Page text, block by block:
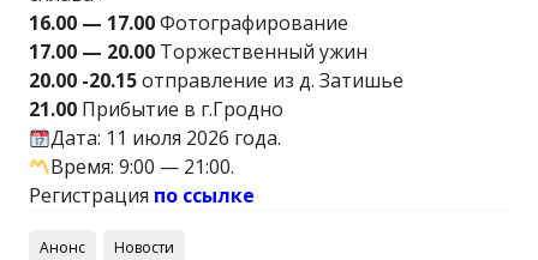
16.00 — 17.00Фотографирование
17.00 — 20.00 Торжественный ужин
20.00 -20.15отправление из д. Затишье
21.00 Прибытие в г.Гродно
Дата: 11 июля 2026 года.
Время: 9:00 — 21:00.
Регистрация по ссылке
Анонс Новости